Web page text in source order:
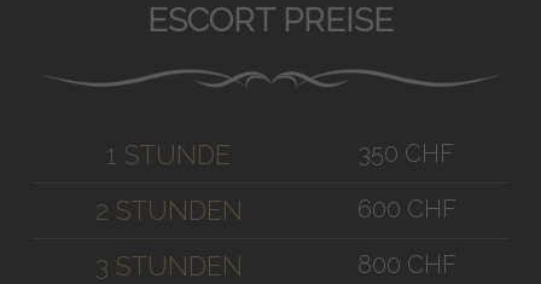
ESCORT PREISE
1 STUNDE 350 CHF
2 STUNDEN 600 CHF
3 STUNDEN 800 CHF